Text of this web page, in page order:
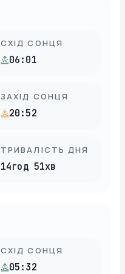
СХІД СОНЦЯ
06:01
ЗАХІД СОНЦЯ
20:52
ТРИВАЛІСТЬ ДНЯ
14год 51хв
СХІД СОНЦЯ
05:32